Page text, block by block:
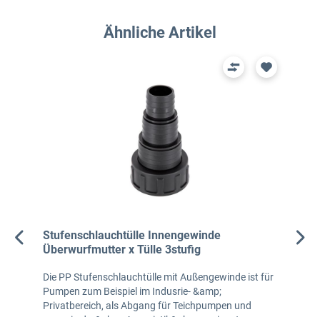
Produktgalerie überspringen
Ähnliche Artikel
Stufenschlauchtülle Innengewinde
Überwurfmutter x Tülle 3stufig
Die PP Stufenschlauchtülle mit Außengewinde ist für
Pumpen zum Beispiel im Indusrie- &amp;
Privatbereich, als Abgang für Teichpumpen und